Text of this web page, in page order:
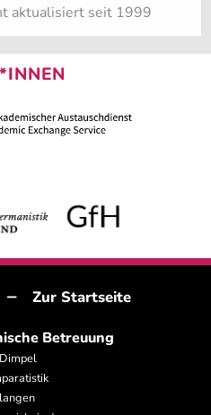
aktualisiert seit 1999
– Zur Startseite
Betreuung